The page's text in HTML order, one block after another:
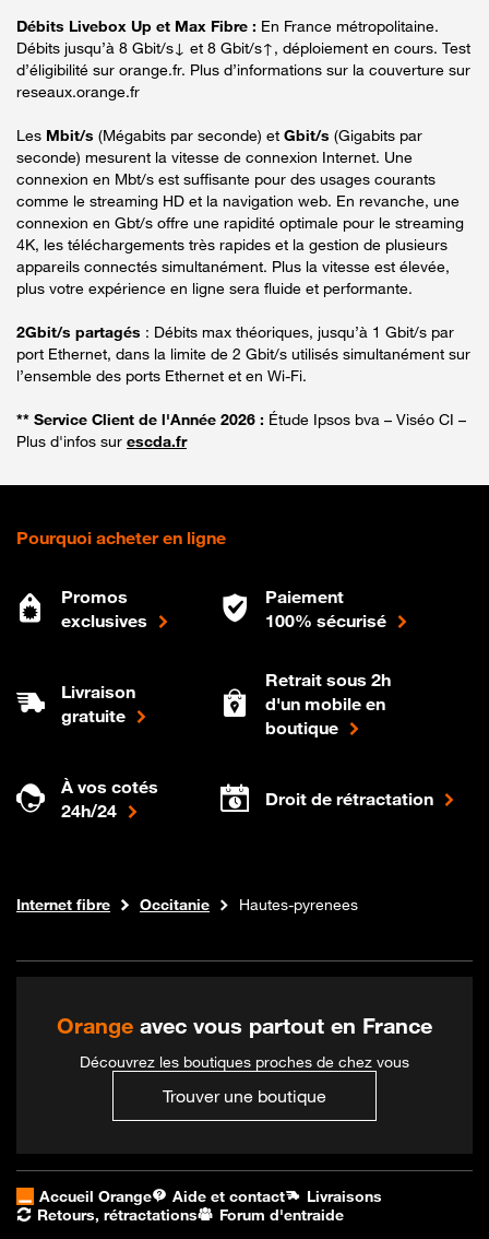
Débits Livebox Up et Max Fibre : En France métropolitaine.
Débits jusqu’à 8 Gbit/s↓ et 8 Gbit/s↑, déploiement en cours. Test
d’éligibilité sur orange.fr. Plus d’informations sur la couverture sur
reseaux.orange.fr
Les Mbit/s (Mégabits par seconde) et Gbit/s (Gigabits par
seconde) mesurent la vitesse de connexion Internet. Une
connexion en Mbt/s est suffisante pour des usages courants
comme le streaming HD et la navigation web. En revanche, une
connexion en Gbt/s offre une rapidité optimale pour le streaming
4K, les téléchargements très rapides et la gestion de plusieurs
appareils connectés simultanément. Plus la vitesse est élevée,
plus votre expérience en ligne sera fluide et performante.
2Gbit/s partagés : Débits max théoriques, jusqu’à 1 Gbit/s par
port Ethernet, dans la limite de 2 Gbit/s utilisés simultanément sur
l’ensemble des ports Ethernet et en Wi-Fi.
** Service Client de l'Année 2026 : Étude Ipsos bva – Viséo CI –
Plus d'infos sur escda.fr
Pourquoi acheter en ligne
Promos
exclusives
Paiement
100% sécurisé
Livraison
gratuite
Retrait sous 2h
d'un mobile en
boutique
À vos cotés
24h/24
Droit de rétractation
Boutique Orange
Internet fibre Occitanie Hautes-pyrenees